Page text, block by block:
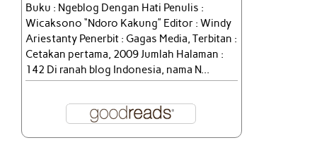
Buku : Ngeblog Dengan Hati Penulis :
Wicaksono “Ndoro Kakung” Editor : Windy
Ariestanty Penerbit : Gagas Media, Terbitan :
Cetakan pertama, 2009 Jumlah Halaman :
142 Di ranah blog Indonesia, nama N...